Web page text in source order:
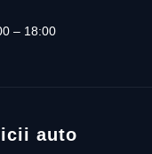
– 18:00
auto